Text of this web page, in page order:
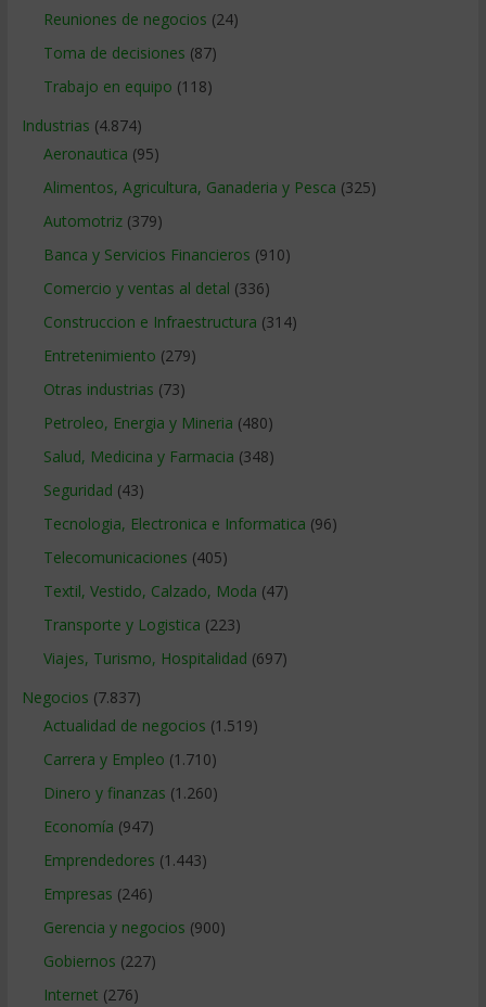
Reuniones de negocios (24)
Toma de decisiones (87)
Trabajo en equipo (118)
Industrias (4.874)
Aeronautica (95)
Alimentos, Agricultura, Ganaderia y Pesca (325)
Automotriz(379)
Banca y Servicios Financieros (910)
Comercio y ventas al detal (336)
Construccion e Infraestructura (314)
Entretenimiento (279)
Otras industrias (73)
Petroleo, Energia y Mineria (480)
Salud, Medicina y Farmacia (348)
Seguridad (43)
Tecnologia, Electronica e Informatica (96)
Telecomunicaciones (405)
Textil, Vestido, Calzado, Moda (47)
Transporte y Logistica (223)
Viajes, Turismo, Hospitalidad (697)
Negocios (7.837)
Actualidad de negocios (1.519)
Carrera y Empleo (1.710)
Dinero y finanzas (1.260)
Economía (947)
Emprendedores (1.443)
Empresas (246)
Gerencia y negocios (900)
Gobiernos (227)
Internet (276)